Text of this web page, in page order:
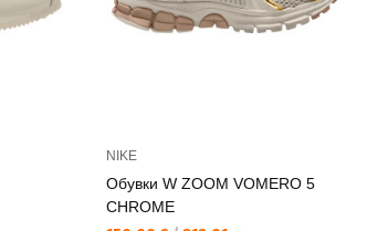
NIKE
Обувки W ZOOM VOMERO 5
CHROME